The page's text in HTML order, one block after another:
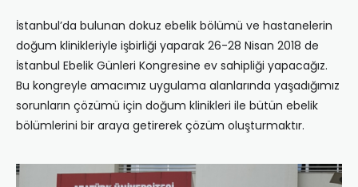
İstanbul’da bulunan dokuz ebelik bölümü ve hastanelerin
doğum klinikleriyle işbirliği yaparak 26-28 Nisan 2018 de
İstanbul Ebelik Günleri Kongresine ev sahipliği yapacağız.
Bu kongreyle amacımız uygulama alanlarında yaşadığımız
sorunların çözümü için doğum klinikleri ile bütün ebelik
bölümlerini bir araya getirerek çözüm oluşturmaktır.